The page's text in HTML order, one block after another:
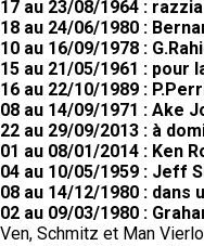
17 au 23/08/1964 :
18 au 24/06/1980 :
10 au 16/09/1978 :
15 au 21/05/1961 :
16 au 22/10/1989 :
08 au 14/09/1971 : Ake
22 au 29/09/2013 : à
01 au 08/01/2014 : Ken
04 au 10/05/1959 : Jeff
08 au 14/12/1980 :
02 au 09/03/1980 :
Ven, Schmitz et Man